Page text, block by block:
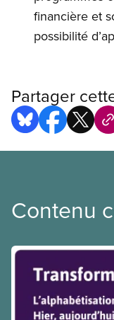
financière et
possibilité
Partager
Contenu